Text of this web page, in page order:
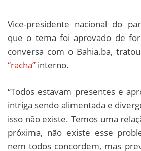
Vice-presidente nacional do
que o tema foi aprovado de
conversa com o Bahia.ba,
“racha” interno.
“Todos estavam presentes e
intriga sendo alimentada e
isso não existe. Temos uma
próxima, não existe esse
nem todos concordem, mas